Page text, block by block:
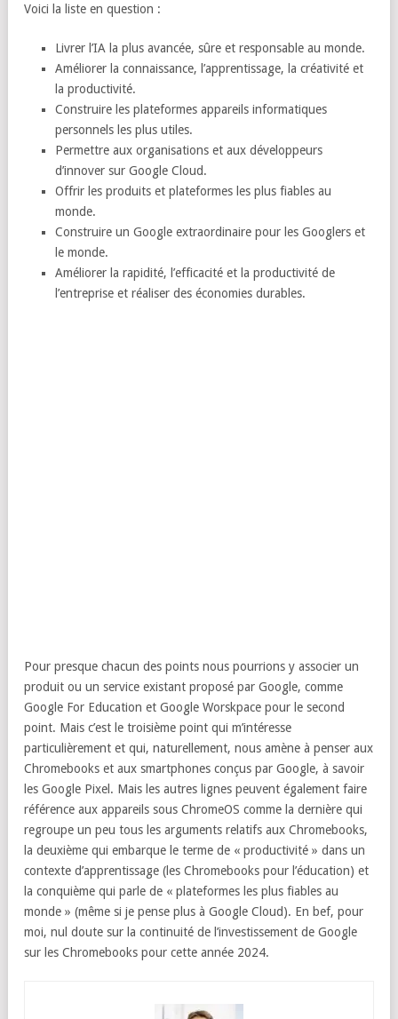
Voici la liste en question :
Livrer l’IA la plus avancée, sûre et responsable au monde.
Améliorer la connaissance, l’apprentissage, la créativité et
la productivité.
Construire les plateformes appareils informatiques
personnels les plus utiles.
Permettre aux organisations et aux développeurs
d’innover sur Google Cloud.
Offrir les produits et plateformes les plus fiables au
monde.
Construire un Google extraordinaire pour les Googlers et
le monde.
Améliorer la rapidité, l’efficacité et la productivité de
l’entreprise et réaliser des économies durables.
Pour presque chacun des points nous pourrions y associer un
produit ou un service existant proposé par Google, comme
Google For Education et Google Worskpace pour le second
point. Mais c’est le troisième point qui m’intéresse
particulièrement et qui, naturellement, nous amène à penser aux
Chromebooks et aux smartphones conçus par Google, à savoir
les Google Pixel. Mais les autres lignes peuvent également faire
référence aux appareils sous ChromeOS comme la dernière qui
regroupe un peu tous les arguments relatifs aux Chromebooks,
la deuxième qui embarque le terme de « productivité » dans un
contexte d’apprentissage (les Chromebooks pour l’éducation) et
la conquième qui parle de « plateformes les plus fiables au
monde » (même si je pense plus à Google Cloud). En bef, pour
moi, nul doute sur la continuité de l’investissement de Google
sur les Chromebooks pour cette année 2024.